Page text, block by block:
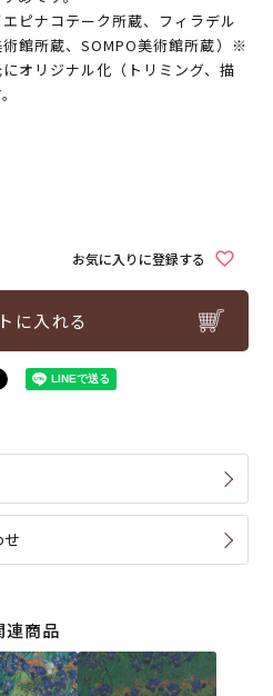
ピナコテーク所蔵、フィラデル
館所蔵、SOMPO美術館所蔵）※
オリジナル化（トリミング、描
お気に入りに登録する
に入れる
連商品